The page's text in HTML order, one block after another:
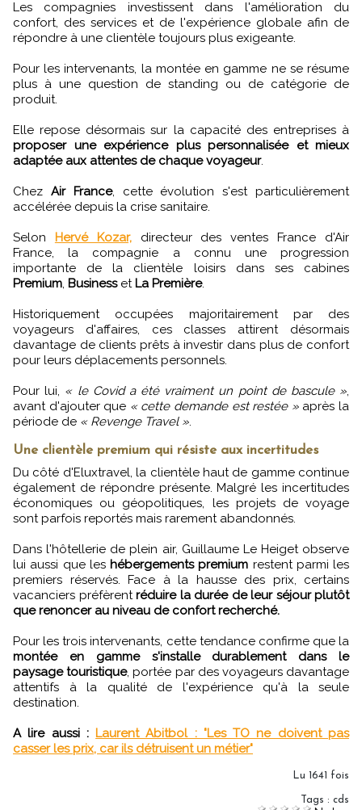
Les compagnies investissent dans l'amélioration du
confort, des services et de l'expérience globale afin de
répondre à une clientèle toujours plus exigeante.
Pour les intervenants, la montée en gamme ne se résume
plus à une question de standing ou de catégorie de
produit.
Elle repose désormais sur la capacité des entreprises à
proposer une expérience plus personnalisée et mieux
adaptée aux attentes de chaque voyageur.
Chez Air France, cette évolution s'est particulièrement
accélérée depuis la crise sanitaire.
Selon Hervé Kozar,directeur des ventes France d'Air
France, la compagnie a connu une progression
importante de la clientèle loisirs dans ses cabines
Premium Businesset La Première.
Historiquement occupées majoritairement par des
voyageurs d'affaires, ces classes attirent désormais
davantage de clients prêts à investir dans plus de confort
pour leurs déplacements personnels.
Pour lui, « le Covid a été vraiment un point de bascule »
avant d'ajouter que « cette demande est restée »après la
période de « Revenge Travel »
Une clientèle premium qui résiste aux incertitudes
Du côté d'Eluxtravel, la clientèle haut de gamme continue
également de répondre présente. Malgré les incertitudes
économiques ou géopolitiques, les projets de voyage
sont parfois reportés mais rarement abandonnés.
Dans l'hôtellerie de plein air, Guillaume Le Heiget observe
lui aussi que les hébergements premium restent parmi les
premiers réservés. Face à la hausse des prix, certains
vacanciers préfèrent réduire la durée de leur séjour plutôt
que renoncer au niveau de confort recherché.
Pour les trois intervenants, cette tendance confirme que la
montée en gamme s'installe durablement dans le
paysage touristique, portée par des voyageurs davantage
attentifs à la qualité de l'expérience qu'à la seule
destination.
A lire aussi : Laurent Abitbol : "Les TO ne doivent pas
casser les prix, car ils détruisent un métier"
Lu 1641 fois
Tags : cds